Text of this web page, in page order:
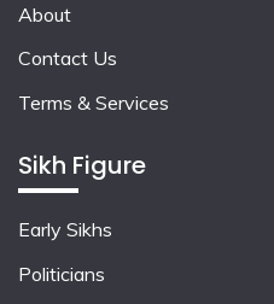
About
Contact Us
Terms & Services
Sikh Figure
Early Sikhs
Politicians